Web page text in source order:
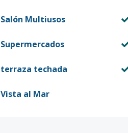
Salón Multiusos
Supermercados
terraza techada
Vista al Mar